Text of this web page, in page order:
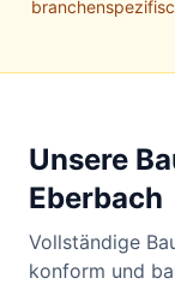
Unsere
Eberbach
Vollständige
konform und